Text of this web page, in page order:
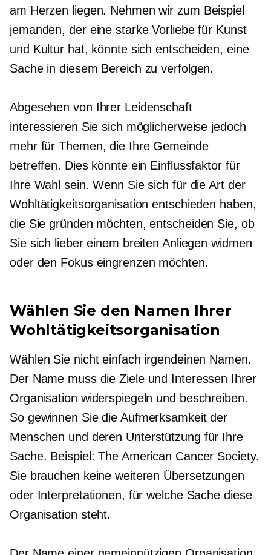
am Herzen liegen. Nehmen wir zum Beispiel
jemanden, der eine starke Vorliebe für Kunst
und Kultur hat, könnte sich entscheiden, eine
Sache in diesem Bereich zu verfolgen.
Abgesehen von Ihrer Leidenschaft
interessieren Sie sich möglicherweise jedoch
mehr für Themen, die Ihre Gemeinde
betreffen. Dies könnte ein Einflussfaktor für
Ihre Wahl sein. Wenn Sie sich für die Art der
Wohltätigkeitsorganisation entschieden haben,
die Sie gründen möchten, entscheiden Sie, ob
Sie sich lieber einem breiten Anliegen widmen
oder den Fokus eingrenzen möchten.
Wählen Sie den Namen Ihrer
Wohltätigkeitsorganisation
Wählen Sie nicht einfach irgendeinen Namen.
Der Name muss die Ziele und Interessen Ihrer
Organisation widerspiegeln und beschreiben.
So gewinnen Sie die Aufmerksamkeit der
Menschen und deren Unterstützung für Ihre
Sache. Beispiel: The American Cancer Society.
Sie brauchen keine weiteren Übersetzungen
oder Interpretationen, für welche Sache diese
Organisation steht.